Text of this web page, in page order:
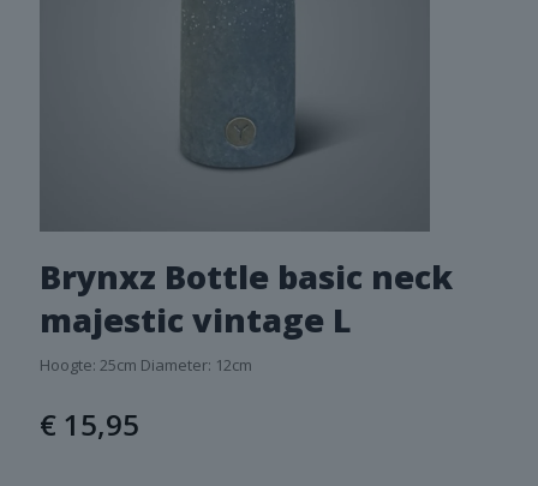
Brynxz Bottle basic neck
majestic vintage L
Hoogte: 25cm Diameter: 12cm
€ 15,95